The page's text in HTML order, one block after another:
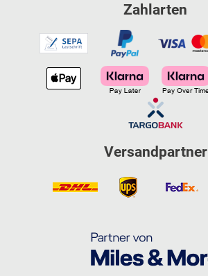
Zahlarten
Versandpartner